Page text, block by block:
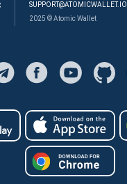
SUPPORT@ATOMICWALLET.IO
2025 © Atomic Wallet